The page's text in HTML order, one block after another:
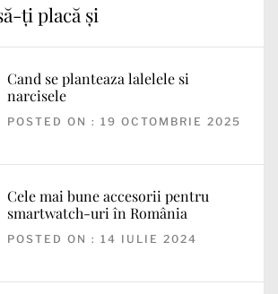
ți placă și
Cand se planteaza lalelele si
narcisele
POSTED ON : 19 OCTOMBRIE 2025
Cele mai bune accesorii pentru
smartwatch-uri în România
POSTED ON : 14 IULIE 2024